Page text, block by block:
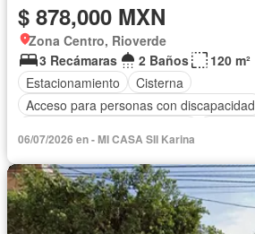
$ 878,000 MXN
Zona Centro, Rioverde
3 Recámaras
2 Baños
120 m²
Estacionamiento
Cisterna
Acceso para personas con discapacidad
Zonas verdes
Vista panorámica
06/07/2026 en - MI CASA SII Karina